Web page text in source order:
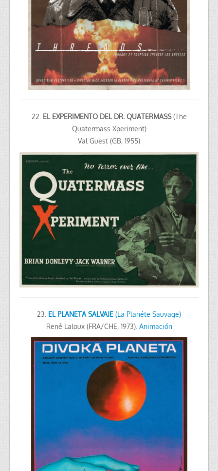
22. EL EXPERIMENTO DEL DR. QUATERMASS(The
Quatermass Xperiment)
Val Guest (GB, 1955)
23. EL PLANETA SALVAJE (La Planéte Sauvage)
René Laloux (FRA/CHE, 1973). Animación